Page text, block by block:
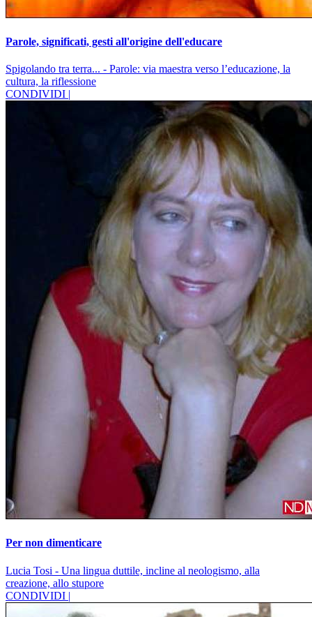
Parole, significati, gesti all'origine dell'educare
Spigolando tra terra... - Parole: via maestra verso l’educazione, la
cultura, la riflessione
CONDIVIDI |
Per non dimenticare
Lucia Tosi - Una lingua duttile, incline al neologismo, alla
creazione, allo stupore
CONDIVIDI |